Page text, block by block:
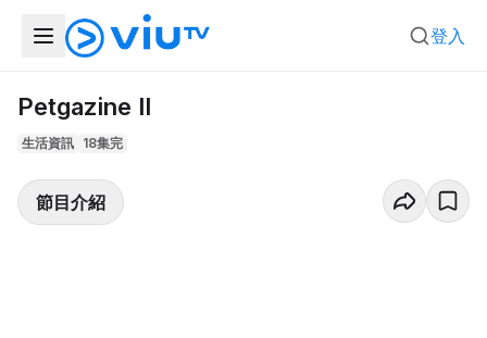
登入
Petgazine II
生活資訊 18集完
節目介紹